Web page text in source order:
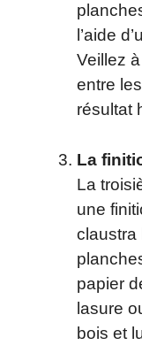
l’aide
Veillez
entre
résultat
La
La
une
claustra
papier
lasure
bois et